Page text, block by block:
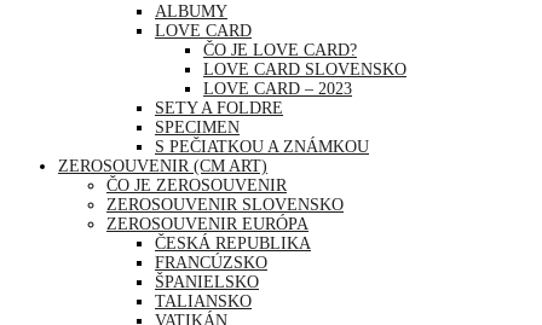
ALBUMY
LOVE CARD
ČO JE LOVE CARD?
LOVE CARD SLOVENSKO
LOVE CARD – 2023
SETY A FOLDRE
SPECIMEN
S PEČIATKOU A ZNÁMKOU
ZEROSOUVENIR (CM ART)
ČO JE ZEROSOUVENIR
ZEROSOUVENIR SLOVENSKO
ZEROSOUVENIR EURÓPA
ČESKÁ REPUBLIKA
FRANCÚZSKO
ŠPANIELSKO
TALIANSKO
VATIKÁN